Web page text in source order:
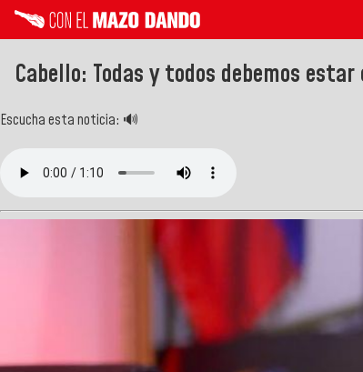
Cabello: Todas y todos debemos
Escucha esta noticia: 🔊